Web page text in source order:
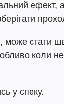
ефект,
може стати
коли
у спеку.